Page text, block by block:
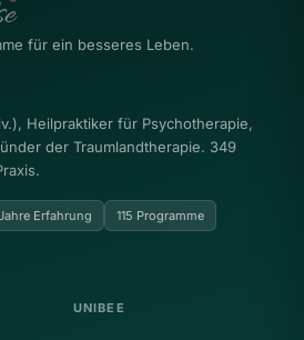
für ein besseres Leben.
Heilpraktiker für Psychotherapie,
der Traumlandtherapie. 349
Erfahrung
115 Programme
UNIBEE